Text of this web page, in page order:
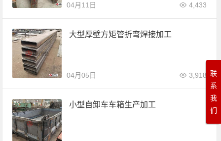
04月11日 4,433
大型厚壁方矩管折弯焊接加工
04月05日 3,918
小型自卸车车箱生产加工
联
系
我
们